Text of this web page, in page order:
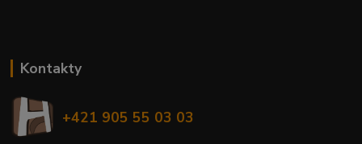
Kontakty
+421 905 55 03 03